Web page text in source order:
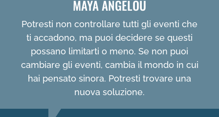
MAYA ANGELOU
Potresti non controllare tutti gli eventi che
ti accadono, ma puoi decidere se questi
possano limitarti o meno. Se non puoi
cambiare gli eventi, cambia il mondo in cui
hai pensato sinora. Potresti trovare una
nuova soluzione.